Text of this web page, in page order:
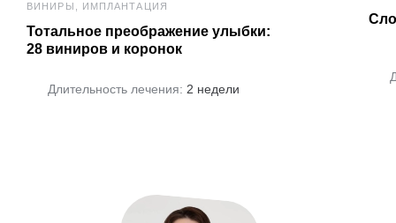
ВИНИРЫ, ИМПЛАНТАЦИЯ
Тотальное преображение улыбки:
28 виниров и коронок
Длительность лечения: 2 недели